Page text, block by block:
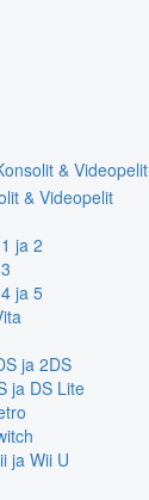
& Videopelit
& Videopelit
ja 2
ja 5
ja 2DS
ja DS Lite
ja Wii U